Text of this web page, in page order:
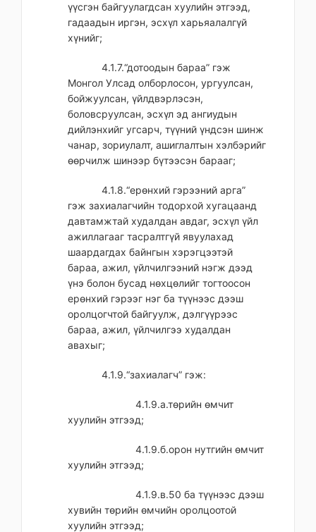
үүсгэн байгуулагдсан хуулийн этгээд,
гадаадын иргэн, эсхүл харьяалалгүй
хүнийг;
4.1.7.“дотоодын бараа” гэж
Монгол Улсад олборлосон, ургуулсан,
бойжуулсан, үйлдвэрлэсэн,
боловсруулсан, эсхүл эд ангиудын
дийлэнхийг угсарч, түүний үндсэн шинж
чанар, зориулалт, ашиглалтын хэлбэрийг
өөрчилж шинээр бүтээсэн барааг;
4.1.8.“ерөнхий гэрээний арга”
гэж захиалагчийн тодорхой хугацаанд
давтамжтай худалдан авдаг, эсхүл үйл
ажиллагааг тасралтгүй явуулахад
шаардагдах байнгын хэрэгцээтэй
бараа, ажил, үйлчилгээний нэгж дээд
үнэ болон бусад нөхцөлийг тогтоосон
ерөнхий гэрээг нэг ба түүнээс дээш
оролцогчтой байгуулж, дэлгүүрээс
бараа, ажил, үйлчилгээ худалдан
авахыг;
4.1.9.“захиалагч” гэж:
4.1.9.а.төрийн өмчит
хуулийн этгээд;
4.1.9.б.орон нутгийн өмчит
хуулийн этгээд;
4.1.9.в.50 ба түүнээс дээш
хувийн төрийн өмчийн оролцоотой
хуулийн этгээд;